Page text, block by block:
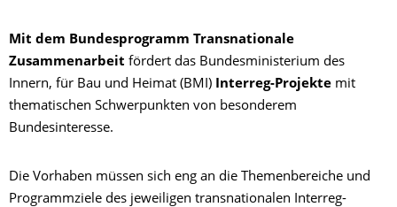
Mit dem Bundesprogramm Transnationale
Zusammenarbeit fördert das Bundesministerium des
Innern, für Bau und Heimat (BMI)
Interreg-Projekte mit
thematischen Schwerpunkten von besonderem
Bundesinteresse.
Die Vorhaben müssen sich eng an die Themenbereiche und
Programmziele des jeweiligen transnationalen Interreg-